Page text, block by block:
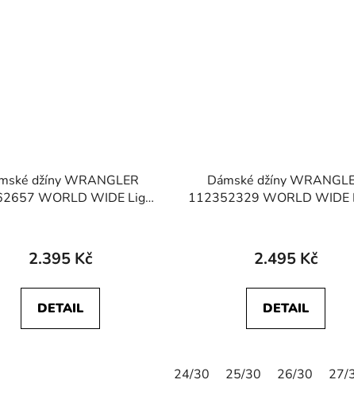
džíny WRANGLER
WORLD WIDE Light
2.395 Kč
DETAIL
Dámské džíny
112352329 WORLD WIDE
2.495 Kč
DETAIL
24/30 25/30 26/30 27/